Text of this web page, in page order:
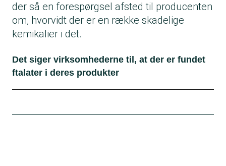
der så en forespørgsel afsted til producenten
om, hvorvidt der er en række skadelige
kemikalier i det.
Det siger virksomhederne til, at der er fundet
ftalater i deres produkter